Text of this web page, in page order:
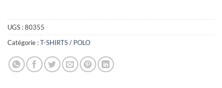
UGS :80355
Catégorie :T-SHIRTS / POLO